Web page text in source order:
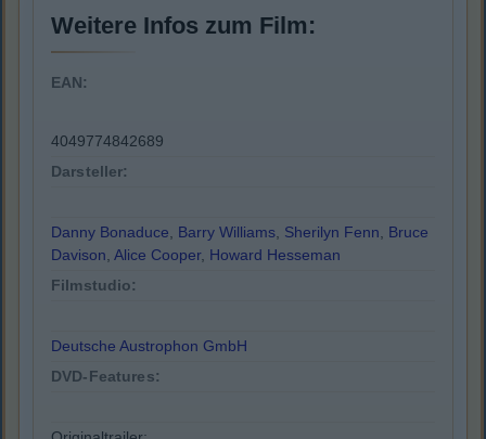
Weitere Infos zum Film:
EAN:
4049774842689
Darsteller:
Danny Bonaduce, Barry Williams, Sherilyn Fenn, Bruce
Davison, Alice Cooper, Howard Hesseman
Filmstudio:
Deutsche Austrophon GmbH
DVD-Features: